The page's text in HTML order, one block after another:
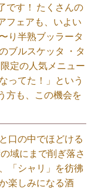
です！ たくさんの
フェアも、いよい
り半熟ブッラータ
ブルスケッタ ・タ
定の人気メニュー
ってた！」という
方も、この機会を
口の中でほどける
域にまで削ぎ落さ
「シャリ」を彷彿
楽しみになる酒